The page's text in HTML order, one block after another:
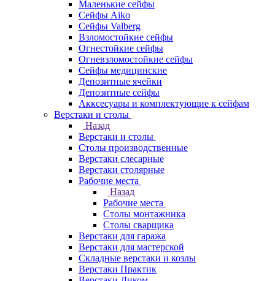
Маленькие сейфы
Сейфы Aiko
Сейфы Valberg
Взломостойкие сейфы
Огнестойкие сейфы
Огневзломостойкие сейфы
Сейфы медицинские
Депозитные ячейки
Депозитные сейфы
Акксесуары и комплектующие к сейфам
Верстаки и столы
Назад
Верстаки и столы
Столы производственные
Верстаки слесарные
Верстаки столярные
Рабочие места
Назад
Рабочие места
Столы монтажника
Столы сварщика
Верстаки для гаража
Верстаки для мастерской
Складные верстаки и козлы
Верстаки Практик